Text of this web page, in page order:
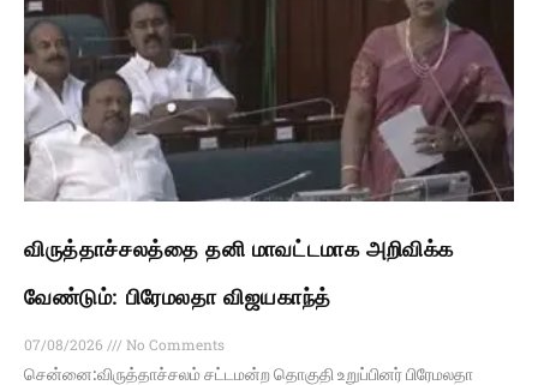
விருத்தாச்சலத்தை தனி மாவட்டமாக அறிவிக்க
வேண்டும்: பிரேமலதா விஜயகாந்த்
07/08/2026
No Comments
சென்னை:விருத்தாச்சலம் சட்டமன்ற தொகுதி உறுப்பினர் பிரேமலதா